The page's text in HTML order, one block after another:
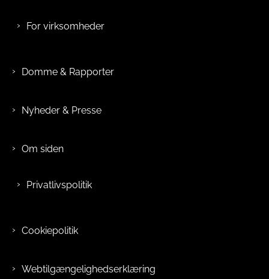
For virksomheder
Domme & Rapporter
Nyheder & Presse
Om siden
Privatlivspolitik
Cookiepolitik
Webtilgængelighedserklæring